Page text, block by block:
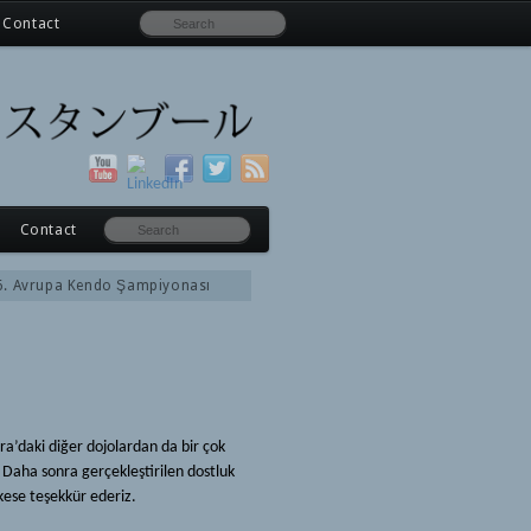
Contact
Contact
Avrupa Kendo Şampiyonası
diğer dojolardan da bir çok
Daha sonra gerçekleştirilen dostluk
teşekkür ederiz.